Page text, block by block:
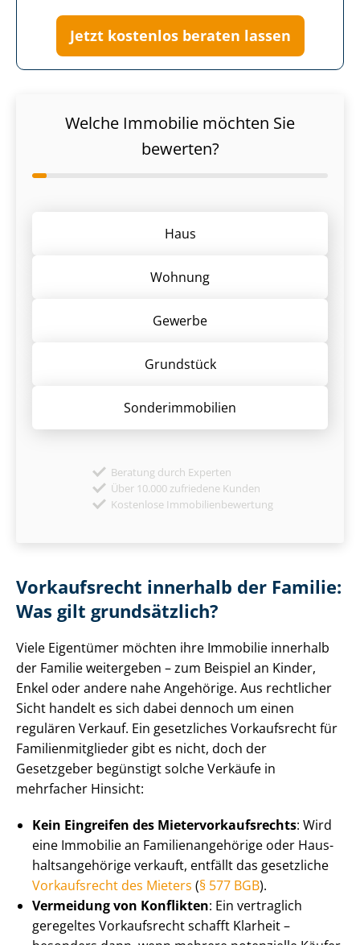
Jetzt kostenlos beraten lassen
Welche Immobilie möchten Sie
bewerten?
Haus
Wohnung
Gewerbe
Grund­stück
Sonder­immobilien
Beratung durch Experten
Über 10.000 zufriedene Kunden
Kostenlose Immobilienbewertung
Vorkaufsrecht innerhalb der Familie:
Was gilt grundsätzlich?
Viele Eigentümer möchten ihre Immobilie innerhalb
der Familie weitergeben – zum Beispiel an Kinder,
Enkel oder andere nahe Angehörige. Aus rechtlicher
Sicht handelt es sich dabei dennoch um einen
regulären Verkauf. Ein gesetzliches Vorkaufsrecht für
Fa­mi­li­en­mit­glie­der gibt es nicht, doch der
Gesetzgeber begünstigt solche Verkäufe in
mehrfacher Hinsicht:
Kein Eingreifen des Mie­ter­vor­kaufs­rechts: Wird
eine Immobilie an Fa­mi­li­en­an­ge­hö­ri­ge oder Haus­
halts­an­ge­hö­ri­ge verkauft, entfällt das gesetzliche
Vorkaufsrecht des Mieters (§ 577 BGB).
Vermeidung von Konflikten: Ein vertraglich
geregeltes Vorkaufsrecht schafft Klarheit –